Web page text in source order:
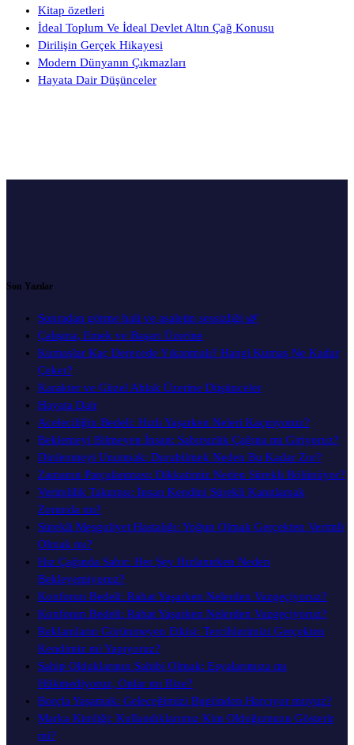
Kitap özetleri
İdeal Toplum Ve İdeal Devlet Altın Çağ Konusu
Dirilişin Gerçek Hikayesi
Modern Dünyanın Çıkmazları
Hayata Dair Düşünceler
Son Yazılar
Sonradan görme hali ve asaletin sessizliği 🌿
Çalışma, Emek ve Başarı Üzerine
Kumaşlar Kaç Derecede Yıkanmalı? Hangi Kumaş Ne Kadar
Çeker?
Karakter ve Güzel Ahlak Üzerine Düşünceler
Hayata Dair
Aceleciliğin Bedeli: Hızlı Yaşarken Neleri Kaçırıyoruz?
Beklemeyi Bilmeyen İnsan: Sabırsızlık Çağına mı Giriyoruz?
Dinlenmeyi Unutmak: Durabilmek Neden Bu Kadar Zor?
Zamanın Parçalanması: Dikkatimiz Neden Sürekli Bölünüyor?
Verimlilik Takıntısı: İnsan Kendini Sürekli Kanıtlamak
Zorunda mı?
Sürekli Meşguliyet Hastalığı: Yoğun Olmak Gerçekten Verimli
Olmak mı?
Hız Çağında Sabır: Her Şey Hızlanırken Neden
Bekleyemiyoruz?
Konforun Bedeli: Rahat Yaşarken Nelerden Vazgeçiyoruz?
Konforun Bedeli: Rahat Yaşarken Nelerden Vazgeçiyoruz?
Reklamların Görünmeyen Etkisi: Tercihlerimizi Gerçekten
Kendimiz mi Yapıyoruz?
Sahip Olduklarının Sahibi Olmak: Eşyalarımıza mı
Hükmediyoruz, Onlar mı Bize?
Borçla Yaşamak: Geleceğimizi Bugünden Harcıyor muyuz?
Marka Kimliği: Kullandıklarımız Kim Olduğumuzu Gösterir
mi?